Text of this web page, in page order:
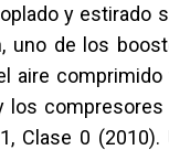
y estirado
uno de los
aire
Clase 0